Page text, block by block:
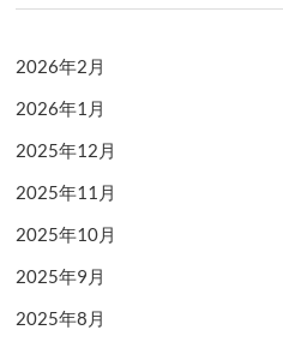
2026年2月
2026年1月
2025年12月
2025年11月
2025年10月
2025年9月
2025年8月